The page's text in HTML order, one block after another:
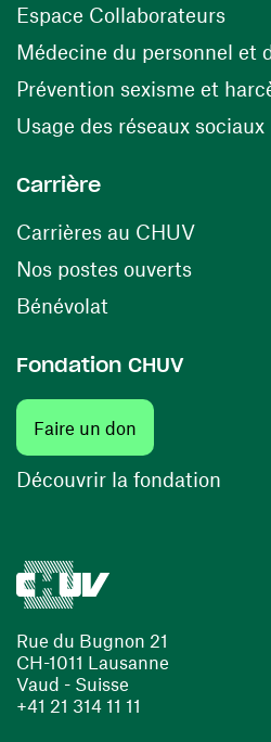
Rue du Bugnon 21
CH-1011 Lausanne
Vaud - Suisse
+41 21 314 11 11
Espace Collaborateurs
Médecine du personnel et
Prévention sexisme et
Usage des réseaux sociaux
Carrière
Carrières au CHUV(ouvre
Nos postes ouverts(ouvre
Bénévolat
Fondation CHUV
Faire un don
Découvrir la fondation